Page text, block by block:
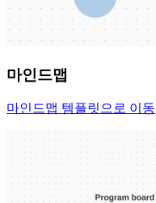
마인드맵
마인드맵 템플릿으로 이동